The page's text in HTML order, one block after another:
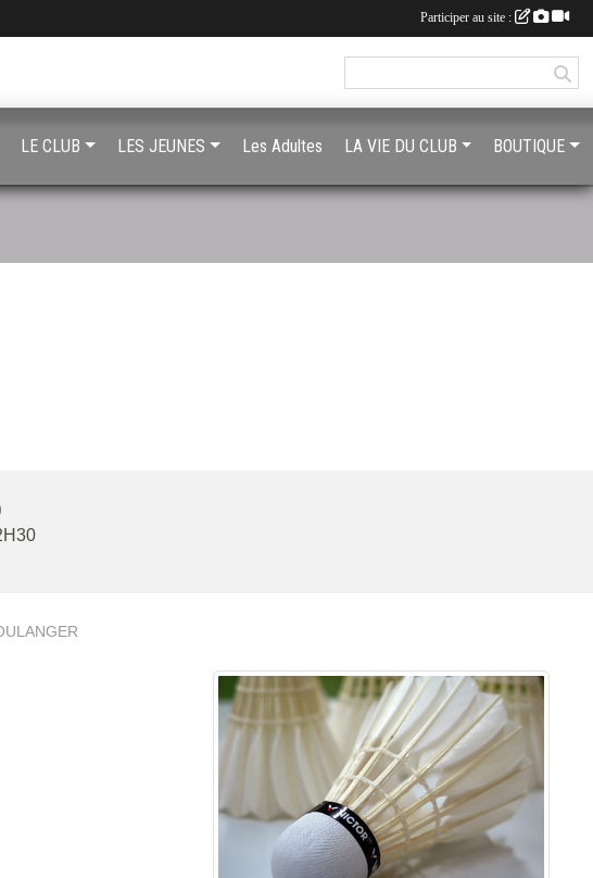
LE CLUB LES JEUNES Les Adultes LA VIE DU CLUB BOUTIQUE
Participer au site :